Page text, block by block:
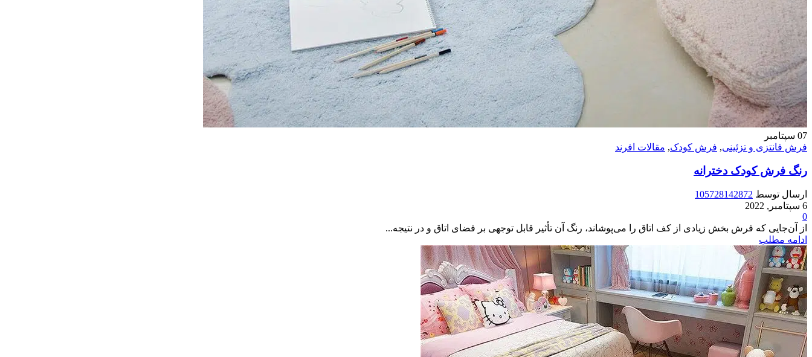
07 سپتامبر
فرش فانتزی و تزئینی, فرش کودک, مقالات افرند
رنگ فرش کودک دخترانه
ارسال توسط 105728142872
6 سپتامبر, 2022
0
از آن‌جایی که فرش بخش زیادی از کف اتاق را می‌پوشاند، رنگ آن تأثیر قابل توجهی بر فضای اتاق و در نتیجه...
ادامه مطلب